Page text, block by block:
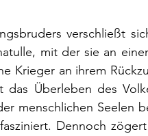
verschließt
mit der sie an
Krieger an ihrem
das Überleben des
menschlichen Seelen
Dennoch